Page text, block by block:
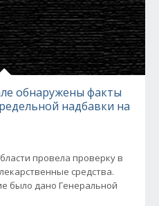
обнаружены факты
надбавки на
провела проверку в
средства.
было дано Генеральной